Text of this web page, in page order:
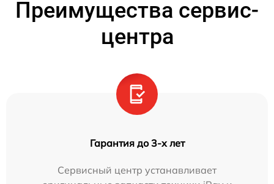
Преимущества сервис-
центра
Гарантия до 3-х лет
Сервисный центр устанавливает